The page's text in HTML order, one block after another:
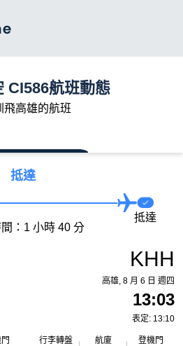
CI586航班動態
飛高雄的航班
抵達
：1 小時 40 分
抵達
KHH
高雄, 8 月 6 日 週四
13:03
表定: 13:10
行李轉盤
航廈
登機門